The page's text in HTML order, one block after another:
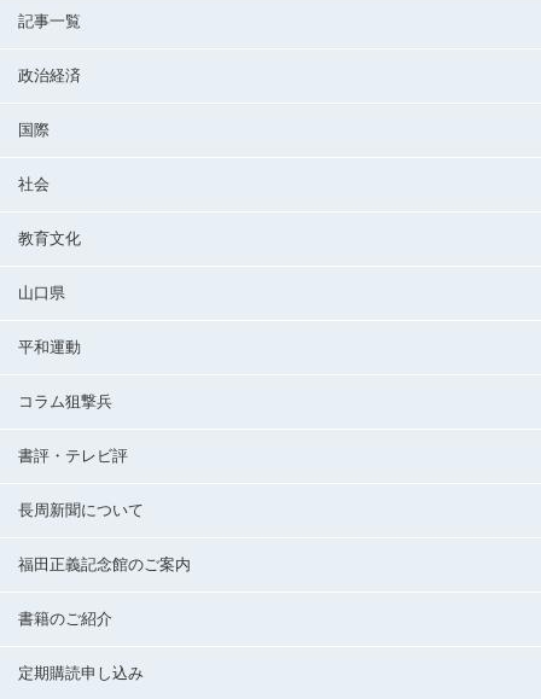
記事一覧
政治経済
国際
社会
教育文化
山口県
平和運動
コラム狙撃兵
書評・テレビ評
長周新聞について
福田正義記念館のご案内
書籍のご紹介
定期購読申し込み